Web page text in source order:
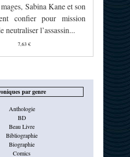
Sabina Kane et son
confier pour mission
neutraliser l’assassin...
7,63 €
par genre
Anthologie
BD
Beau Livre
Bibliographie
Biographie
Comics